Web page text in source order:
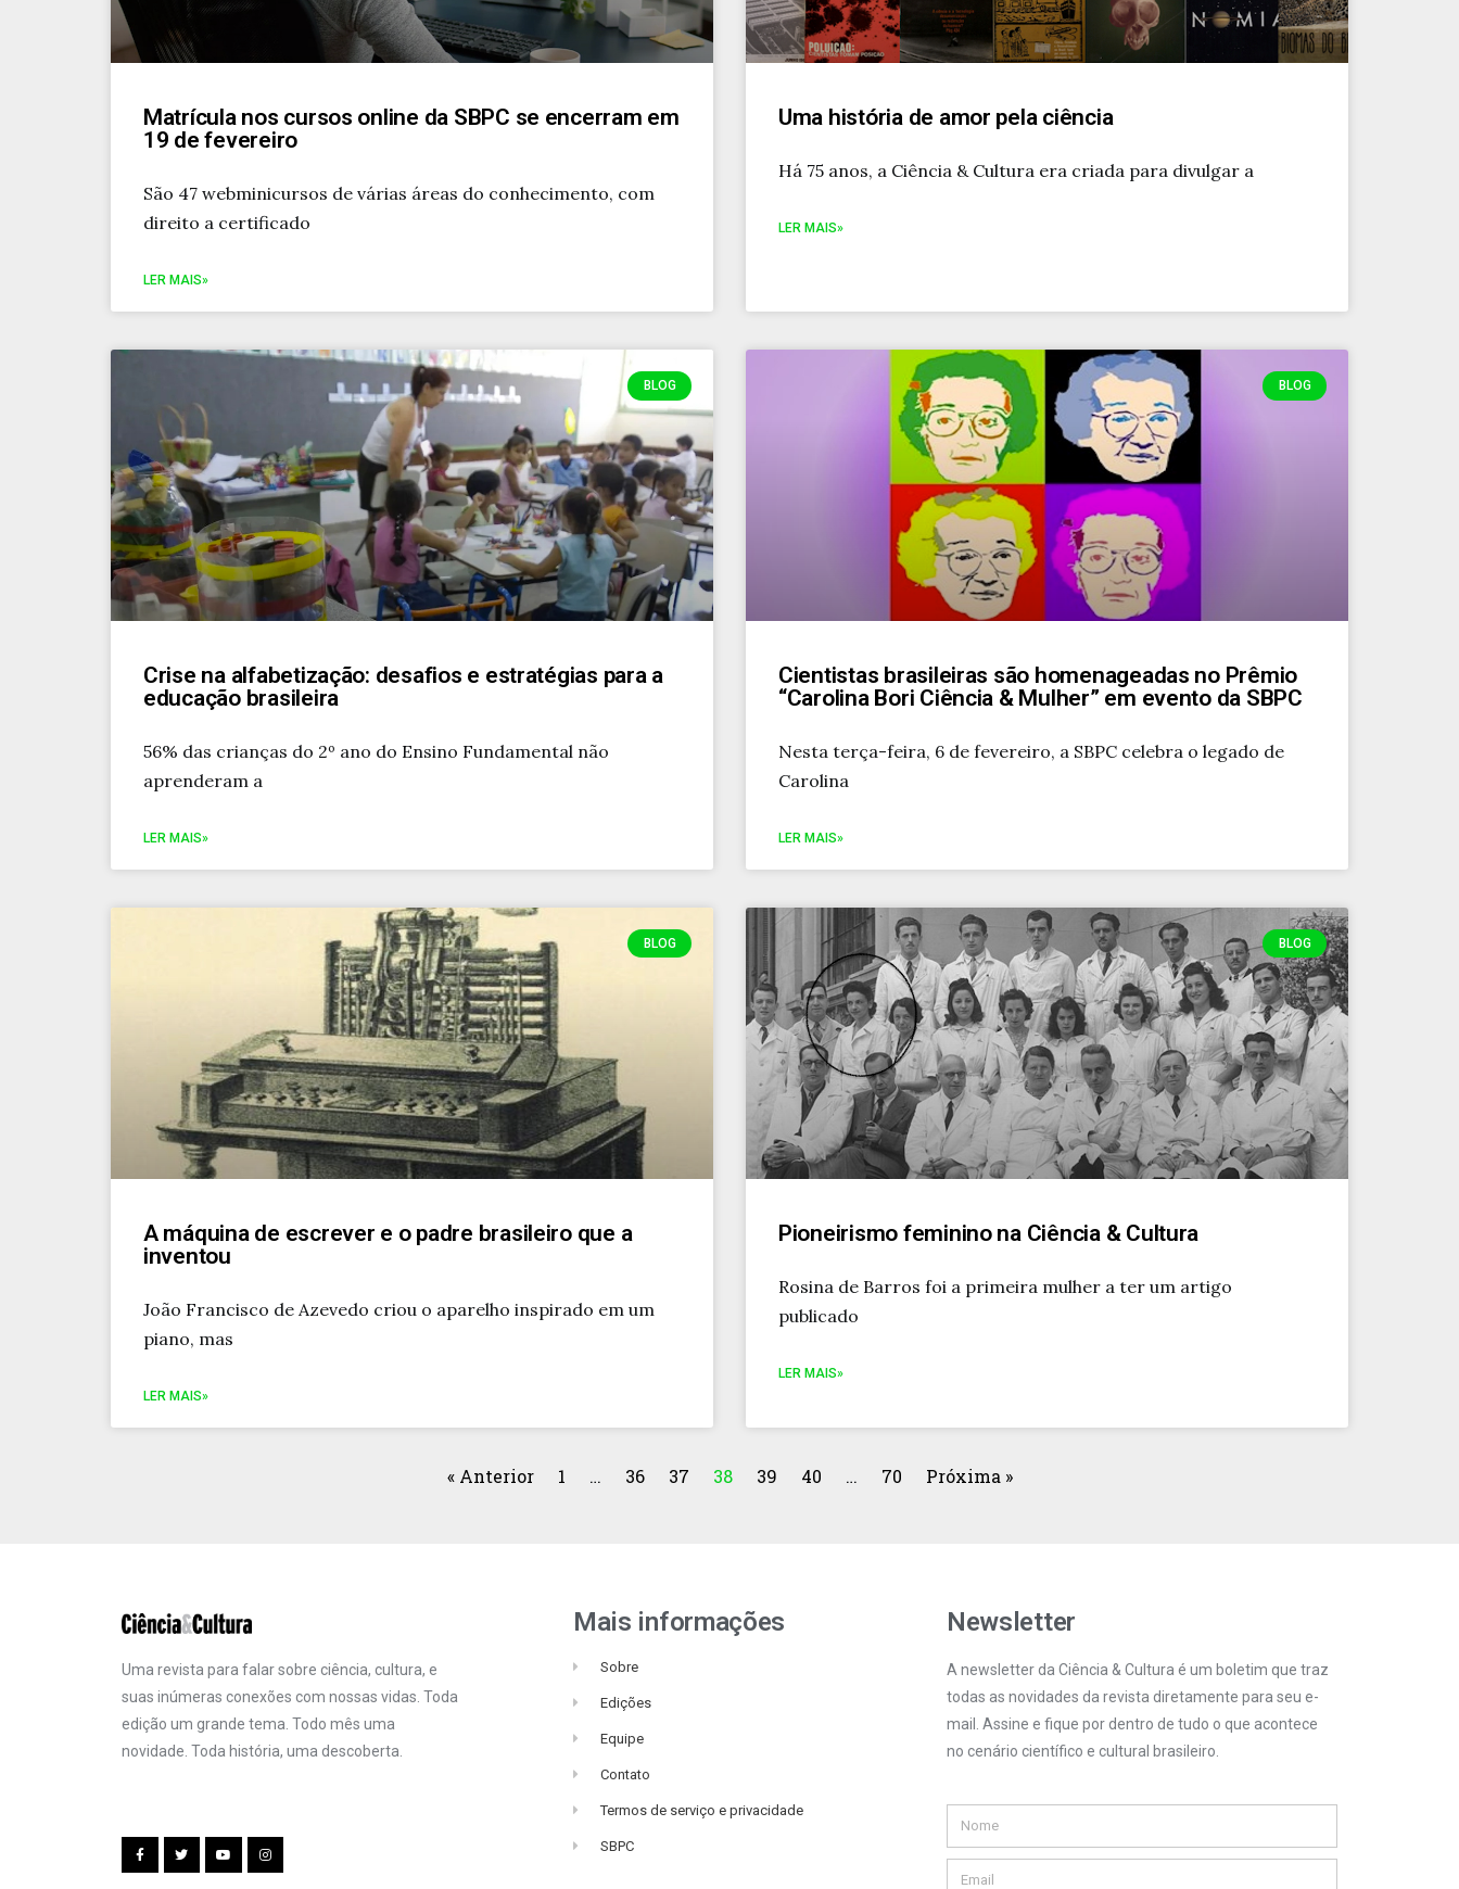
Matrícula nos cursos online da SBPC se encerram em
19 de fevereiro
São 47 webminicursos de várias áreas do conhecimento, com
direito a certificado
LER MAIS»
Uma história de amor pela ciência
Há 75 anos, a Ciência & Cultura era criada para divulgar a
LER MAIS»
BLOG
Crise na alfabetização: desafios e estratégias para a
educação brasileira
56% das crianças do 2º ano do Ensino Fundamental não
aprenderam a
LER MAIS»
BLOG
Cientistas brasileiras são homenageadas no Prêmio
“Carolina Bori Ciência & Mulher” em evento da SBPC
Nesta terça-feira, 6 de fevereiro, a SBPC celebra o legado de
Carolina
LER MAIS»
BLOG
A máquina de escrever e o padre brasileiro que a
inventou
João Francisco de Azevedo criou o aparelho inspirado em um
piano, mas
LER MAIS»
BLOG
Pioneirismo feminino na Ciência & Cultura
Rosina de Barros foi a primeira mulher a ter um artigo
publicado
LER MAIS»
« Anterior 1 … 36 37 38 39 40 … 70 Próxima »
Uma revista para falar sobre ciência, cultura, e
suas inúmeras conexões com nossas vidas. Toda
edição um grande tema. Todo mês uma
novidade. Toda história, uma descoberta.
Mais informações
Sobre
Edições
Equipe
Contato
Termos de serviço e privacidade
SBPC
Newsletter
A newsletter da Ciência & Cultura é um boletim que traz
todas as novidades da revista diretamente para seu e-
mail. Assine e fique por dentro de tudo o que acontece
no cenário científico e cultural brasileiro.